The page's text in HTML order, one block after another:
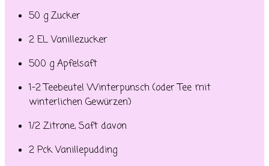
50 g Zucker
2 EL Vanillezucker
500 g Apfelsaft
1-2 Teebeutel Winterpunsch (oder Tee mit
winterlichen Gewürzen)
1/2 Zitrone, Saft davon
2 Pck Vanillepudding